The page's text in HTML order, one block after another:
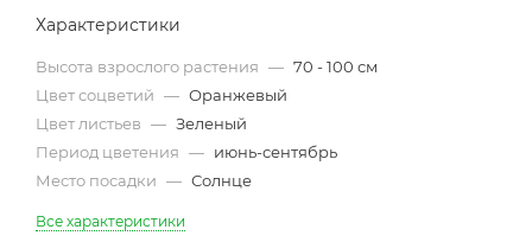
Характеристики
Высота взрослого растения — 70 - 100 см
Цвет соцветий — Оранжевый
Цвет листьев — Зеленый
Период цветения — июнь-сентябрь
Место посадки — Солнце
Все характеристики